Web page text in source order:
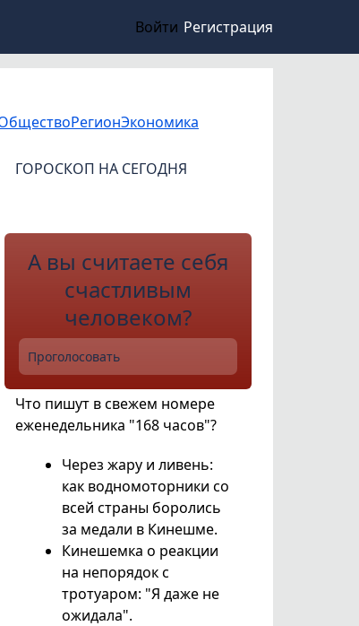
Войти Регистрация
РегионЭкономика
ГОРОСКОП НА СЕГОДНЯ
А вы считаете себя
счастливым
человеком?
Проголосовать
Что пишут в свежем номере
еженедельника "168 часов"?
Через жару и ливень:
как водномоторники со
всей страны боролись
за медали в Кинешме.
Кинешемка о реакции
на непорядок с
тротуаром: "Я даже не
ожидала".